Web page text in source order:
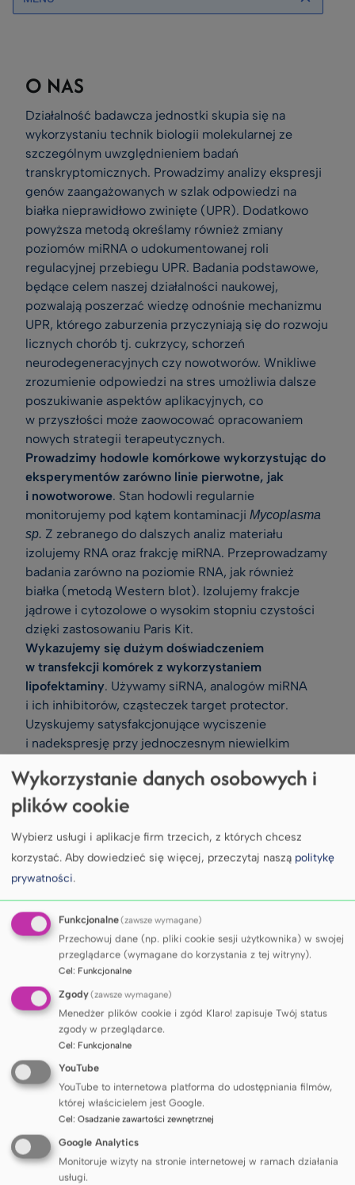
O NAS
Działalność badawcza jednostki skupia się na
wykorzystaniu technik biologii molekularnej ze
szczególnym uwzględnieniem badań
transkryptomicznych. Prowadzimy analizy ekspresji
genów zaangażowanych w szlak odpowiedzi na
białka nieprawidłowo zwinięte (UPR). Dodatkowo
powyższa metodą określamy również zmiany
poziomów miRNA o udokumentowanej roli
regulacyjnej przebiegu UPR. Badania podstawowe,
będące celem naszej działalności naukowej,
pozwalają poszerzać wiedzę odnośnie mechanizmu
UPR, którego zaburzenia przyczyniają się do rozwoju
licznych chorób tj. cukrzycy, schorzeń
neurodegeneracyjnych czy nowotworów. Wnikliwe
zrozumienie odpowiedzi na stres umożliwia dalsze
poszukiwanie aspektów aplikacyjnych, co
w przyszłości może zaowocować opracowaniem
nowych strategii terapeutycznych.
Prowadzimy hodowle komórkowe wykorzystując do
eksperymentów zarówno linie pierwotne, jak
i nowotworowe. Stan hodowli regularnie
monitorujemy pod kątem kontaminacji Mycoplasma
sp. Z zebranego do dalszych analiz materiału
izolujemy RNA oraz frakcję miRNA. Przeprowadzamy
badania zarówno na poziomie RNA, jak również
białka (metodą Western blot). Izolujemy frakcje
jądrowe i cytozolowe o wysokim stopniu czystości
dzięki zastosowaniu Paris Kit.
Wykazujemy się dużym doświadczeniem
w transfekcji komórek z wykorzystaniem
lipofektaminy. Używamy siRNA, analogów miRNA
i ich inhibitorów, cząsteczek target protector.
Uzyskujemy satysfakcjonujące wyciszenie
i nadekspresję przy jednoczesnym niewielkim
DOSTĘPNE URZĄDZENIA
I APARATURA
niezbędną do analiz
przeżywalności komórek
w czasie rzeczywistym(Real-
Time Cell Analysis). Uzyskane
aktywność głównych kaspaz
wykonawczych (Caspase Glo
3/7 Assay). Dzięki możliwości zastosowania metod
luminometrycznych
wykorzystujące geny reporterowe
Reporter Assay).
PUBLIKACJE
Wykorzystanie danych osobowych i
plików cookie
Wybierz usługi i aplikacje firm trzecich, z których chcesz
korzystać. Aby dowiedzieć się więcej, przeczytaj naszą politykę
prywatności.
Funkcjonalne(zawsze wymagane)
Przechowuj dane (np. pliki cookie sesji użytkownika) w swojej
przeglądarce (wymagane do korzystania z tej witryny).
Cel: Funkcjonalne
Zgody(zawsze wymagane)
Menedżer plików cookie i zgód Klaro! zapisuje Twój status
zgody w przeglądarce.
Cel: Funkcjonalne
YouTube
YouTube to internetowa platforma do udostępniania filmów,
której właścicielem jest Google.
Cel: Osadzanie zawartości zewnętrznej
Google Analytics
Monitoruje wizyty na stronie internetowej w ramach działania
usługi.